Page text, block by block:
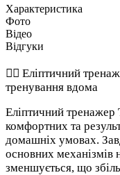
Характеристика
Фото
Відео
Відгуки
🚴‍♂️ Еліптичний
тренування вдома
Еліптичний
комфортних та
домашніх умовах.
основних механізмів
зменшується, що